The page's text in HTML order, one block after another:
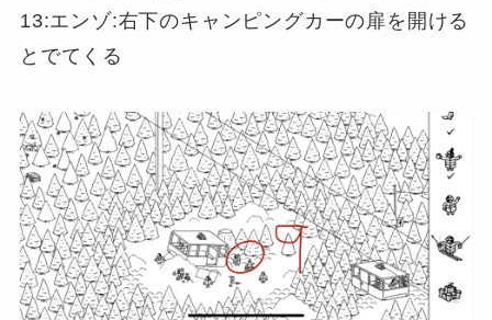
13:エンゾ:右下のキャンピングカーの扉を開ける
とでてくる